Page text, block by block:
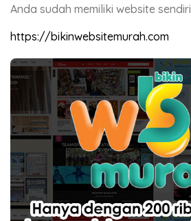
Anda sudah memiliki website sendiri
https://bikinwebsitemurah.com